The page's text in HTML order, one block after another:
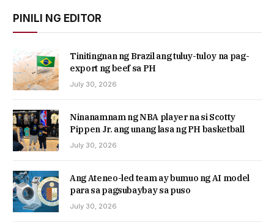
PINILI NG EDITOR
Tinitingnan ng Brazil ang tuluy-tuloy na pag-
export ng beef sa PH
July 30, 2026
Ninanamnam ng NBA player na si Scotty
Pippen Jr. ang unang lasa ng PH basketball
July 30, 2026
Ang Ateneo-led team ay bumuo ng AI model
para sa pagsubaybay sa puso
July 30, 2026